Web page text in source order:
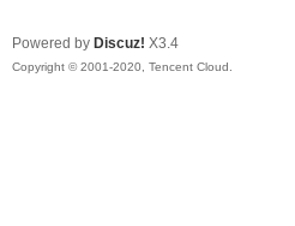
Powered by Discuz! X3.4
Copyright © 2001-2020, Tencent Cloud.